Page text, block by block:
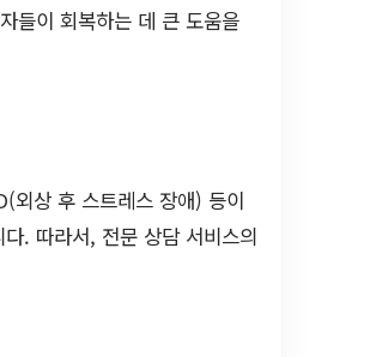
들이 회복하는 데 큰 도움을
외상 후 스트레스 장애) 등이
. 따라서, 전문 상담 서비스의